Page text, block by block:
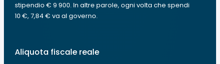
stipendio € 9 900. In altre parole, ogni volta che spendi
10 €, 7,84 € va al governo.
Aliquota fiscale reale